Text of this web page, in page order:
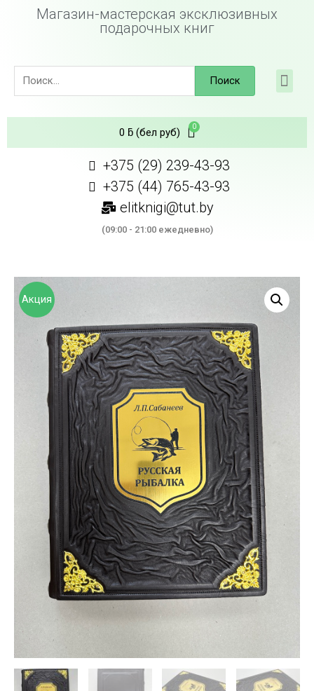
Магазин-мастерская эксклюзивных
подарочных книг
Поиск
0 ƃ(бел руб)
+375 (29) 239-43-93
+375 (44) 765-43-93
elitknigi@tut.by
(09:00 - 21:00 ежедневно)
Акция